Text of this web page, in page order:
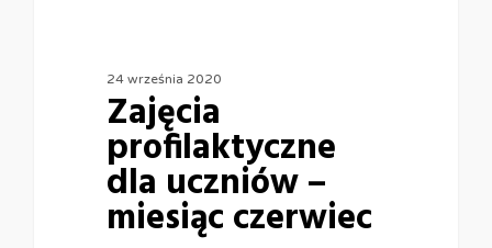
24 września 2020
Zajęcia
profilaktyczne
dla uczniów –
miesiąc czerwiec